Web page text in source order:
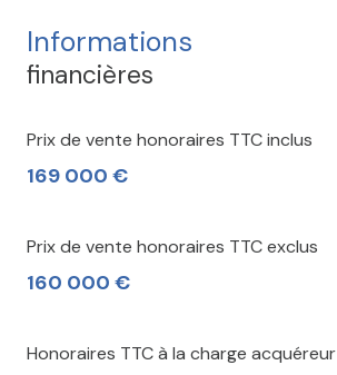
Informations
financières
Prix de vente honoraires TTC inclus
169 000 €
Prix de vente honoraires TTC exclus
160 000 €
Honoraires TTC à la charge acquéreur